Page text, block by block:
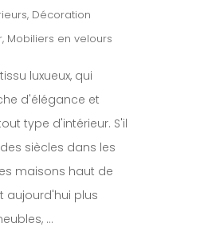
, Décoration
, Mobiliers en velours
luxueux, qui
d'élégance et
type d'intérieur. S'il
siècles dans les
maisons haut de
aujourd'hui plus